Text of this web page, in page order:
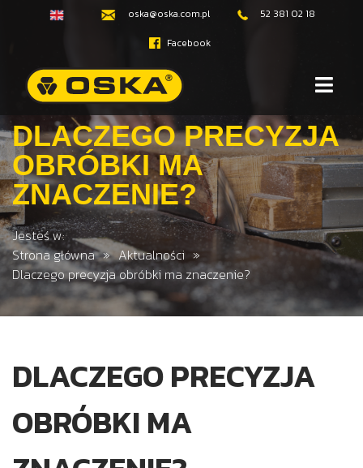
oska@oska.com.pl
52 381 02 18
Facebook
DLACZEGO PRECYZJA
OBRÓBKI MA
ZNACZENIE?
Jesteś w:
Strona główna
Aktualności
Dlaczego precyzja obróbki ma znaczenie?
DLACZEGO PRECYZJA
OBRÓBKI MA